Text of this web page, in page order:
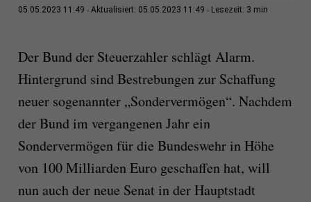
05.05.2023 11:49 Aktualisiert: 05.05.2023 11:49 Lesezeit: 3 min
Der Bund der Steuerzahler schlägt Alarm.
Hintergrund sind Bestrebungen zur Schaffung
neuer sogenannter „Sondervermögen“. Nachdem
der Bund im vergangenen Jahr ein
Sondervermögen für die Bundeswehr in Höhe
von 100 Milliarden Euro geschaffen hat, will
nun auch der neue Senat in der Hauptstadt